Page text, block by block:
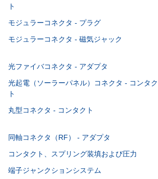
ト
モジュラーコネクタ - プラグ
モジュラーコネクタ - 磁気ジャック
光ファイバコネクタ - アダプタ
光起電（ソーラーパネル）コネクタ - コンタク
ト
丸型コネクタ - コンタクト
同軸コネクタ（RF） - アダプタ
コンタクト、スプリング装填および圧力
端子ジャンクションシステム